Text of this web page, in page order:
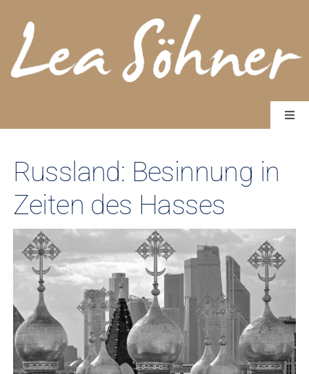
Inhalt
springen
Bücher
Über mich
Rundbrief Worte wirken
Russland: Besinnung in
Zeiten des Hasses